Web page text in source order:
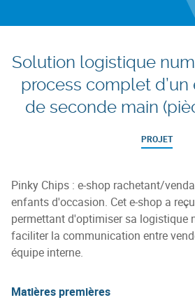
Solution logistique
process complet
de seconde main
PROJET
Pinky Chips : e-shop rachetant/
enfants d'occasion. Cet e-shop a
permettant d'optimiser sa logistique
faciliter la communication entre
équipe interne.
Matières premières